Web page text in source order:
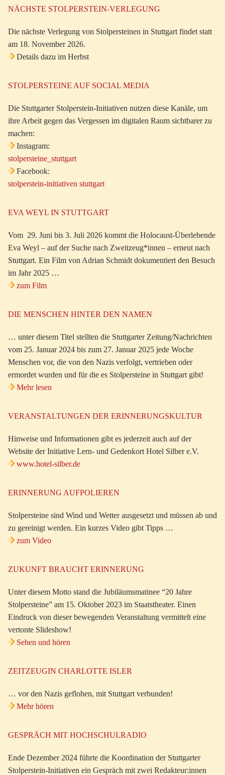
NÄCHSTE STOLPERSTEIN-VERLEGUNG
Die nächste Verlegung von Stolpersteinen in Stuttgart findet statt
am 18. November 2026.
Details dazu im Herbst
STOLPERSTEINE AUF SOCIAL MEDIA
Die Stuttgarter Stolperstein-Initiativen nutzen diese Kanäle, um
ihre Arbeit gegen das Vergessen im digitalen Raum sichtbarer zu
machen:
Instagram:
stolpersteine_stuttgart
Facebook:
stolperstein-initiativen stuttgart
EVA WEYL IN STUTTGART
Vom 29. Juni bis 3. Juli 2026 kommt die Holocaust-Überlebende
Eva Weyl – auf der Suche nach Zweitzeug*innen – erneut nach
Stuttgart. Ein Film von Adrian Schmidt dokumentiert den Besuch
im Jahr 2025 …
zum Film
DIE MENSCHEN HINTER DEN NAMEN
… unter diesem Titel stellten die Stuttgarter Zeitung/Nachrichten
vom 25. Januar 2024 bis zum 27. Januar 2025 jede Woche
Menschen vor, die von den Nazis verfolgt, vertrieben oder
ermordet wurden und für die es Stolpersteine in Stuttgart gibt!
Mehr lesen
VERANSTALTUNGEN DER ERINNERUNGSKULTUR
Hinweise und Informationen gibt es jederzeit auch auf der
Website der Initiative Lern- und Gedenkort Hotel Silber e.V.
www.hotel-silber.de
ERINNERUNG AUFPOLIEREN
Stolpersteine sind Wind und Wetter ausgesetzt und müssen ab und
zu gereinigt werden. Ein kurzes Video gibt Tipps …
zum Video
ZUKUNFT BRAUCHT ERINNERUNG
Unter diesem Motto stand die Jubiläumsmatinee “20 Jahre
Stolpersteine” am 15. Oktober 2023 im Staatstheater. Einen
Eindruck von dieser bewegenden Veranstaltung vermittelt eine
vertonte Slideshow!
Sehen und hören
ZEITZEUGIN CHARLOTTE ISLER
… vor den Nazis geflohen, mit Stuttgart verbunden!
Mehr hören
GESPRÄCH MIT HOCHSCHULRADIO
Ende Dezember 2024 führte die Koordination der Stuttgarter
Stolperstein-Initiativen ein Gespräch mit zwei Redakteur:innen